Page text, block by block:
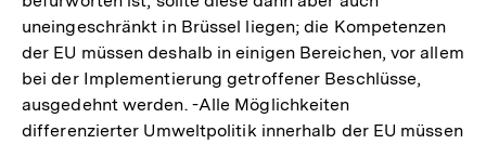
uneingeschränkt in Brüssel liegen; die Kompetenzen
der EU müssen deshalb in einigen Bereichen, vor allem
bei der Implementierung getroffener Beschlüsse,
ausgedehnt werden. -Alle Möglichkeiten
differenzierter Umweltpolitik innerhalb der EU müssen